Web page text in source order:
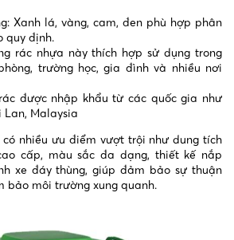
Xanh lá, vàng, cam, đen phù hợp phân
quy định.
rác nhựa này thích hợp sử dụng trong
trường học, gia đình và nhiều nơi
được nhập khẩu từ các quốc gia như
Lan, Malaysia
có nhiều ưu điểm vượt trội như dung tích
cấp, màu sắc đa dạng, thiết kế nắp
xe đáy thùng, giúp đảm bảo sự thuận
bảo môi trường xung quanh.